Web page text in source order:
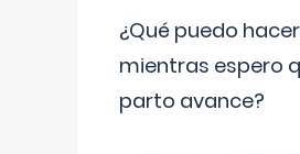
¿Qué puedo hacer
mientras espero
parto avance?